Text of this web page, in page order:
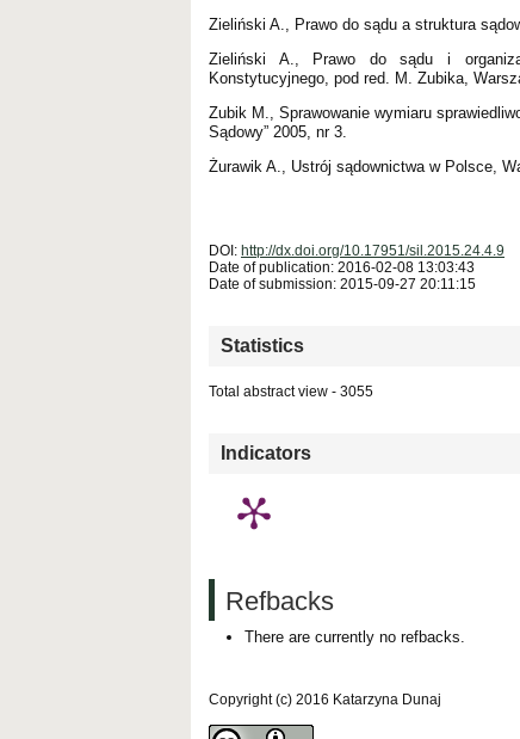
Zieliński A., Prawo do sądu a struktura
Zieliński A., Prawo do sądu i
Konstytucyjnego, pod red. M. Zubika,
Zubik M., Sprawowanie wymiaru
Sądowy” 2005, nr 3.
Żurawik A., Ustrój sądownictwa w Polsce,
DOI: http://dx.doi.org/10.17951/sil.2015.24.4.9
Date of publication: 2016-02-08 13:03:43
Date of submission: 2015-09-27 20:11:15
Statistics
Total abstract view - 3055
Indicators
Refbacks
There are currently no refbacks.
Copyright (c) 2016 Katarzyna Dunaj